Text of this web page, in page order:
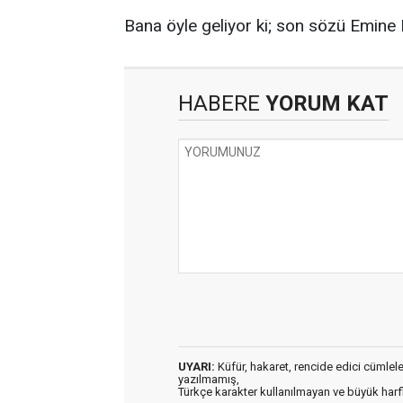
Bana öyle geliyor ki; son sözü Emine
HABERE YORUM KAT
UYARI: Küfür, hakaret, rencide edici
yazılmamış,
Türkçe karakter kullanılmayan ve büyük